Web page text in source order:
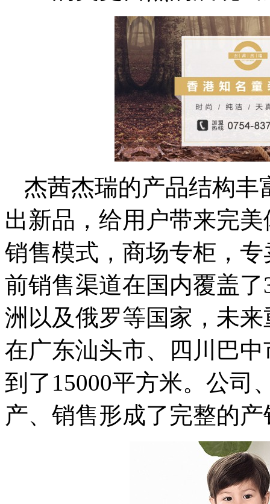
杰茜杰瑞的产品结构丰
出新品，给用户带来完
销售模式，商场专柜，
前销售渠道在国内覆盖
洲以及俄罗等国家，未
在广东汕头市、四川巴
到了15000平方米。公司
产、销售形成了完整的